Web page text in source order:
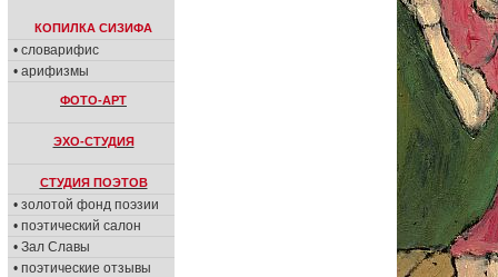
КОПИЛКА СИЗИФА
• словарифис
• арифизмы
ФОТО-АРТ
ЭХО-СТУДИЯ
СТУДИЯ ПОЭТОВ
• золотой фонд поэзии
• поэтический салон
• Зал Славы
• поэтические отзывы